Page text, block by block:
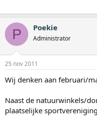
P Poekie
Administrator
25 nov 2011
Wij denken aan februari/
Naast de natuurwinkels/
plaatselijke